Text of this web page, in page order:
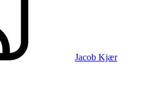
Jacob Kjær